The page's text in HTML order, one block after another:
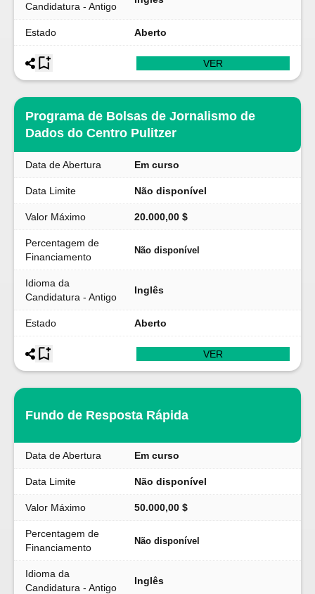
Candidatura - Antigo
Estado Aberto
VER
Programa de Bolsas de Jornalismo de
Dados do Centro Pulitzer
Data de Abertura Em curso
Data Limite Não disponível
Valor Máximo 20.000,00 $
Percentagem de
Financiamento
Não disponível
Idioma da
Candidatura - Antigo
Inglês
Estado Aberto
VER
Fundo de Resposta Rápida
Data de Abertura Em curso
Data Limite Não disponível
Valor Máximo 50.000,00 $
Percentagem de
Financiamento
Não disponível
Idioma da
Candidatura - Antigo
Inglês